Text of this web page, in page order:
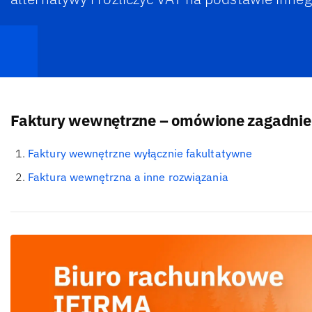
Faktury wewnętrzne – omówione
Faktury wewnętrzne wyłącznie fakultatywne
Faktura wewnętrzna a inne rozwiązania